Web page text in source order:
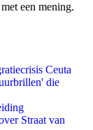
een mening.
Ceuta
die
Straat van